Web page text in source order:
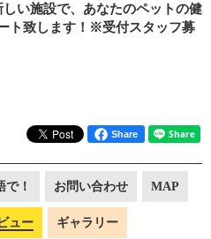
い施設で、あなたのペットの健
ト致します！※受付スタッフ募
Share
！ お問い合わせ MAP
ュー ギャラリー